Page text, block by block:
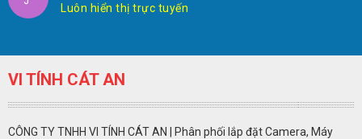
Luôn hiển thị trực tuyến
VI TÍNH CÁT AN
CÔNG TY TNHH VI TÍNH CÁT AN | Phân phối lắp đặt Camera, Máy